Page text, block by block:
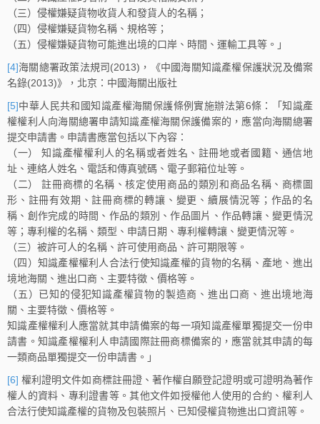
（三）侵權嫌疑貨物收貨人和發貨人的名稱；
（四）侵權嫌疑貨物名稱、規格等；
（五）侵權嫌疑貨物可能進出境的口岸、時間、運輸工具等。」
[4]海關總署政策法規司(2013)，《中國海關知識產權保護狀況及備案
名錄(2013)》，北京：中國海關出版社
[5]中華人民共和國知識產權海關保護條例實施辦法第6條：「知識產
權權利人向海關總署申請知識產權海關保護備案的，應當向海關總署
提交申請書。申請書應當包括以下內容：
（一） 知識產權權利人的名稱或者姓名、註冊地或者國籍、通信地
址、連絡人姓名、電話和傳真號碼、電子郵箱位址等。
（二） 註冊商標的名稱、核定使用商品的類別和商品名稱、商標圖
形、註冊有效期、註冊商標的轉讓、變更、續展情況等；作品的名
稱、創作完成的時間、作品的類別、作品圖片、作品轉讓、變更情況
等；專利權的名稱、類型、申請日期、專利權轉讓、變更情況等。
（三）被許可人的名稱、許可使用商品、許可期限等。
（四）知識產權權利人合法行使知識產權的貨物的名稱、產地、進出
境地海關、進出口商、主要特徵、價格等。
（五）已知的侵犯知識產權貨物的製造商、進出口商、進出境地海
關、主要特徵、價格等。
知識產權權利人應當就其申請備案的每一項知識產權單獨提交一份申
請書。知識產權權利人申請國際註冊商標備案的，應當就其申請的每
一類商品單獨提交一份申請書。」
[6] 權利證明文件如商標註冊證、著作權自願登記證明或可證明為著作
權人的資料、專利證書等。其他文件如授權他人使用的合約、權利人
合法行使知識產權的貨物及包裝照片、已知侵權貨物進出口資訊等。